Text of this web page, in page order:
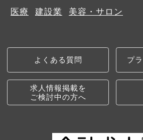
医療
建設業 美容・サロン
よくある質問 プ
求人情報掲載を
ご検討中の方へ